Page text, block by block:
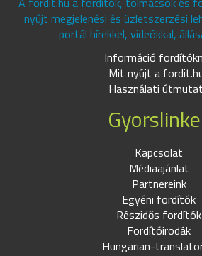
nyújt megjelenési és üzletszerzési
portál hírekkel, videókkal,
Információ
Mit nyújt a
Használati
Kapcsolat
Médiaajánlat
Partnereink
Egyéni fordítók
Részidős fordítók
Fordítóirodák
Hungarian-